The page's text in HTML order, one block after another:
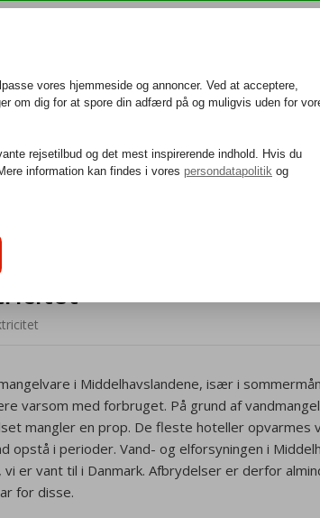
i Middelhavslandene, især i
varsom med forbruget. På grund af
mangler en prop. De fleste hoteller opvarmes
opstå i perioder. Vand- og elforsyningen i
er vant til i Danmark. Afbrydelser er derfor
for disse.